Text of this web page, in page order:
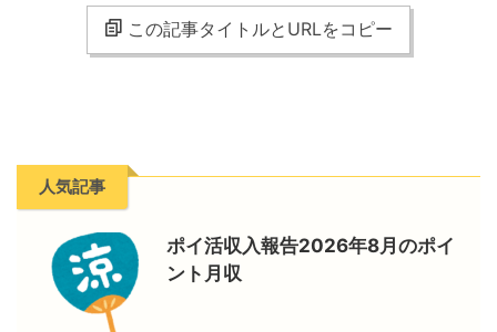
この記事タイトルとURLをコピー
人気記事
ポイ活収入報告2026年8月のポイ
ント月収